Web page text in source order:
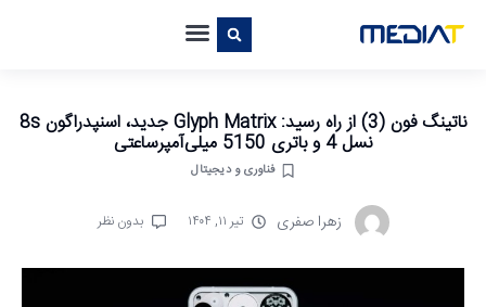
ناتینگ فون (3) از راه رسید: Glyph Matrix جدید، اسنپدراگون 8s
نسل 4 و باتری 5150 میلی‌آمپرساعتی
فناوری و دیجیتال
زهرا صفری تیر ۱۱, ۱۴۰۴ بدون نظر